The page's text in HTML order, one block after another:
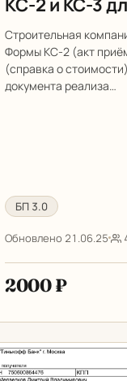
и КП для 1С
Строительная
Формы КС-2 (акт
(справка о
документа реализа…
БП 3.0
Обновлено 21.06.25
2000 ₽
Произвольные